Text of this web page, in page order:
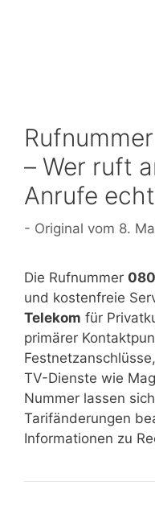
– Wer ruft
Anrufe
8.
Die Rufnummer
und kostenfreie
Telekom für
primärer
TV-Dienste wie
Nummer lassen
Tarifänderungen
Informationen zu